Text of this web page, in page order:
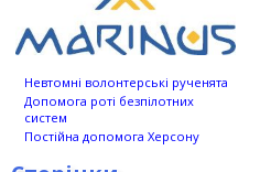
Невтомні волонтерські рученята
Допомога роті безпілотних
систем
Постійна допомога Херсону